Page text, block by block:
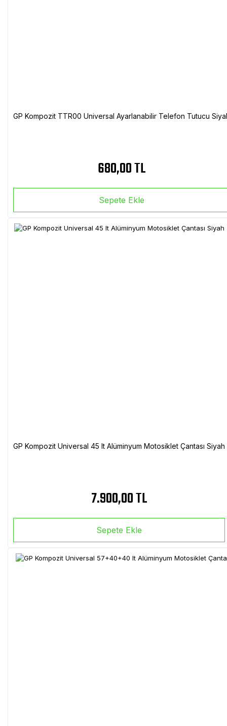
GP Kompozit TTR00 Universal Ayarlanabilir Telefon Tutucu
680,00 TL
Sepete Ekle
GP Kompozit Universal 45 lt Alüminyum Motosiklet Çantası Siyah
7.900,00 TL
Sepete Ekle